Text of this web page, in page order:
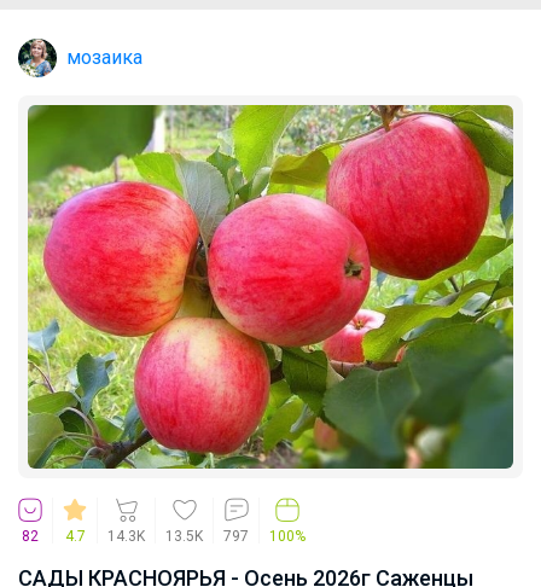
мозаика
82 4.7 14.3K 13.5K 797 100%
САДЫ КРАСНОЯРЬЯ - Осень 2026г Саженцы